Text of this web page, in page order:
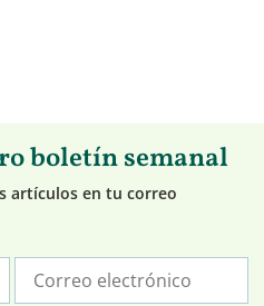
boletín semanal
artículos en tu correo